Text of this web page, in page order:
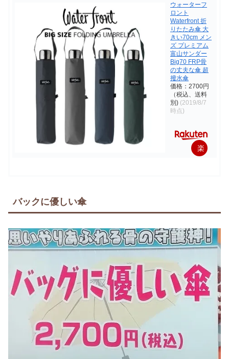
ウォーターフ
ロント
Waterfront 折
りたたみ傘 大
きい70cm メン
ズ プレミアム
富山サンダー
Big70 FRP骨
の丈夫な傘 超
撥水傘
価格：2700円
（税込、送料
別) (2019/8/7
時点)
楽
入
バックに優しい傘